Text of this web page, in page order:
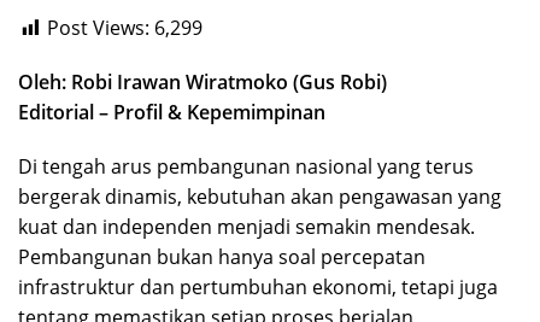
Post Views: 6,299
Oleh: Robi Irawan Wiratmoko (Gus Robi)
Editorial – Profil & Kepemimpinan
Di tengah arus pembangunan nasional yang terus
bergerak dinamis, kebutuhan akan pengawasan yang
kuat dan independen menjadi semakin mendesak.
Pembangunan bukan hanya soal percepatan
infrastruktur dan pertumbuhan ekonomi, tetapi juga